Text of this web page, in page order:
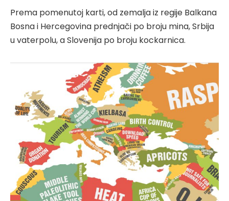
Prema pomenutoj karti, od zemalja iz regije Balkana
Bosna i Hercegovina prednjači po broju mina, Srbija
u vaterpolu, a Slovenija po broju kockarnica.